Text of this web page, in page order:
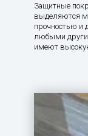
Защитные
выделяются
прочностью и
любыми
имеют